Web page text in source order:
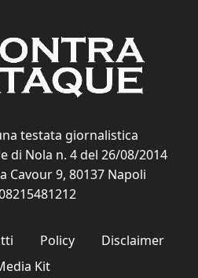
testata giornalistica
di Nola n. 4 del 26/08/2014
Cavour 9, 80137 Napoli
Policy
Disclaimer
Kit